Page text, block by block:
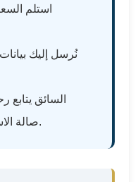
استلم
نُرسل إليك
السائق يتابع
صالة الاستقبال في الوقت الصحيح.